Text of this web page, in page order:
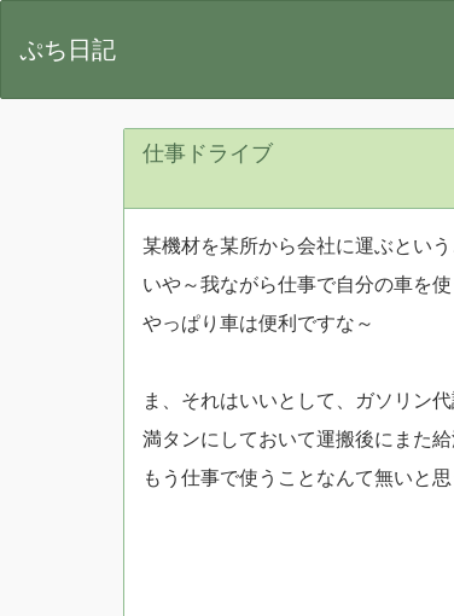
ぷち日記
仕事ドライブ
某機材を某所から会社に運ぶとい
いや～我ながら仕事で自分の車を
やっぱり車は便利ですな～
ま、それはいいとして、ガソリン
満タンにしておいて運搬後にまた
もう仕事で使うことなんて無いと